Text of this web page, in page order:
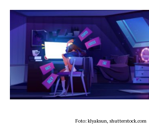
Foto: klyaksun, shutterstock.com